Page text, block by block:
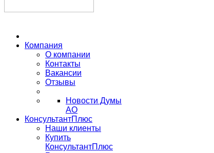
Компания
О компании
Контакты
Вакансии
Отзывы
Новости Думы
АО
КонсультантПлюс
Наши клиенты
Купить
КонсультантПлюс